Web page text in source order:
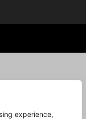
experience,